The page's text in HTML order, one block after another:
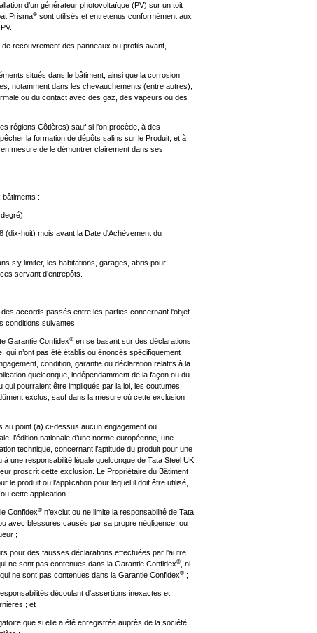
d’un générateur photovoltaïque (PV) sur un toit
Prisma® sont utilisés et entretenus conformément aux
PV.
recouvrement des panneaux ou profils avant,
situés dans le bâtiment, ainsi que la corrosion
notamment dans les chevauchements (entre autres),
ou du contact avec des gaz, des vapeurs ou des
régions Côtières) sauf si l'on procède, à des
la formation de dépôts salins sur le Produit, et à
mesure de le démontrer clairement dans ses
bâtiments :
(dix-huit) mois avant la Date d'Achèvement du
s’y limiter, les habitations, garages, abris pour
servant d’entrepôts.
accords passés entre les parties concernant l'objet
conditions suivantes :
Garantie Confidex® en se basant sur des déclarations,
n’ont pas été établis ou énoncés spécifiquement
condition, garantie ou déclaration relatifs à la
quelconque, indépendamment de la façon ou du
pourraient être impliqués par la loi, les coutumes
exclus, sauf dans la mesure où cette exclusion
point (a) ci-dessus aucun engagement ou
l’édition nationale d’une norme européenne, une
technique, concernant l’aptitude du produit pour une
une responsabilité légale quelconque de Tata Steel UK
proscrit cette exclusion. Le Propriétaire du Bâtiment
le produit ou l’application pour lequel il doit être utilisé,
cette application ;
Confidex® n’exclut ou ne limite la responsabilité de Tata
avec blessures causés par sa propre négligence, ou
;
pour des fausses déclarations effectuées par l'autre
ne sont pas contenues dans la Garantie Confidex® , ni
ne sont pas contenues dans la Garantie Confidex® ;
découlant d'assertions inexactes et
; et
que si elle a été enregistrée auprès de la société